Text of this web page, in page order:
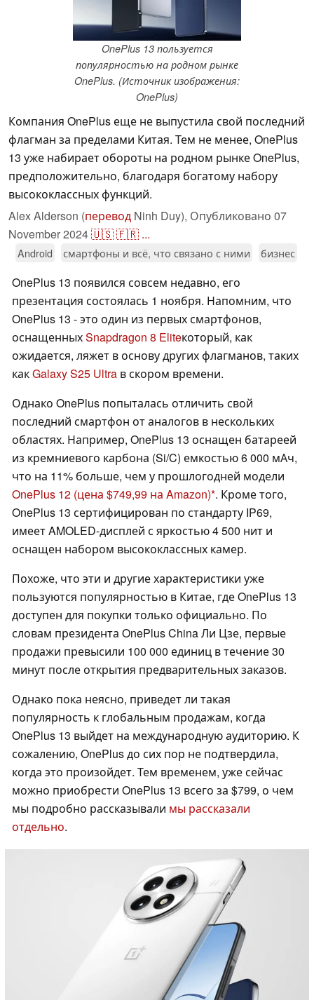
OnePlus 13 пользуется
популярностью на родном рынке
OnePlus. (Источник изображения:
OnePlus)
Компания OnePlus еще не выпустила свой последний
флагман за пределами Китая. Тем не менее, OnePlus
13 уже набирает обороты на родном рынке OnePlus,
предположительно, благодаря богатому набору
высококлассных функций.
Alex Alderson (перевод Ninh Duy), Опубликовано 07
November 2024🇺🇸🇫🇷 ...
Android смартфоны и всё, что связано с ними бизнес
OnePlus 13 появился совсем недавно, его
презентация состоялась 1 ноября. Напомним, что
OnePlus 13 - это один из первых смартфонов,
оснащенныхSnapdragon 8 Eliteкоторый, как
ожидается, ляжет в основу других флагманов, таких
какGalaxy S25 Ultra в скором времени.
Однако OnePlus попыталась отличить свой
последний смартфон от аналогов в нескольких
областях. Например, OnePlus 13 оснащен батареей
из кремниевого карбона (Si/C) емкостью 6 000 мАч,
что на 11% больше, чем у прошлогодней модели
OnePlus 12 (цена $749,99 на Amazon) . Кроме того,
OnePlus 13 сертифицирован по стандарту IP69,
имеет AMOLED-дисплей с яркостью 4 500 нит и
оснащен набором высококлассных камер.
Похоже, что эти и другие характеристики уже
пользуются популярностью в Китае, где OnePlus 13
доступен для покупки только официально. По
словам президента OnePlus China Ли Цзе, первые
продажи превысили 100 000 единиц в течение 30
минут после открытия предварительных заказов.
Однако пока неясно, приведет ли такая
популярность к глобальным продажам, когда
OnePlus 13 выйдет на международную аудиторию. К
сожалению, OnePlus до сих пор не подтвердила,
когда это произойдет. Тем временем, уже сейчас
можно приобрести OnePlus 13 всего за $799, о чем
мы подробно рассказывали мы рассказали
отдельно.